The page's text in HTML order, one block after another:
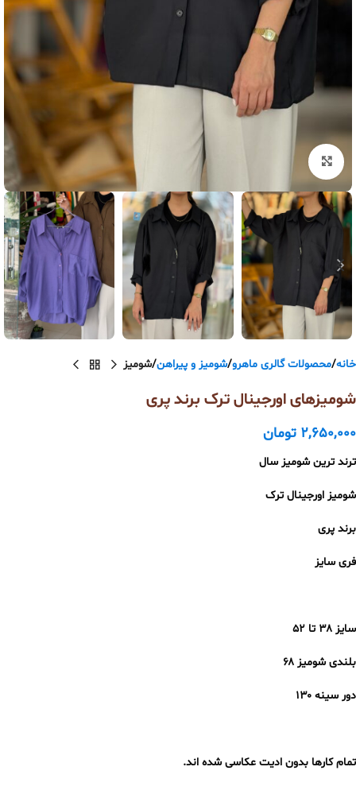
بزرگنمایی تصویر
خانه محصولات گالری ماهرو شومیز و پیراهن شومیز
شومیزهای اورجینال ترک برند پری
2,650,000 تومان
ترند ترین شومیز سال
شومیز اورجینال ترک
برند پری
فری سایز
سایز ۳۸ تا ۵۲
بلندی شومیز ۶۸
دور سینه ۱۳۰
تمام کارها بدون ادیت عکاسی شده اند.